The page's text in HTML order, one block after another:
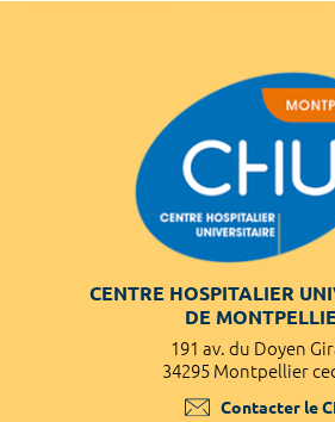
CENTRE HOSPITALIER
DE
191 av. du Doyen
34295 Montpellier
Contacter le